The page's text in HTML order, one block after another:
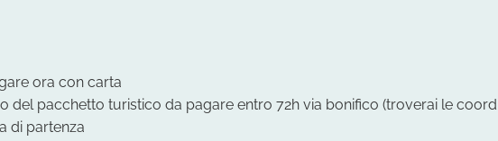
ora con carta
del pacchetto turistico da pagare entro 72h via bonifico (troverai le
di partenza